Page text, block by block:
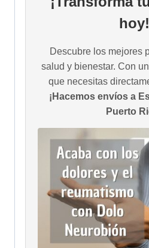
hoy!
Descubre los mejores
salud y bienestar. Con
que necesitas
¡Hacemos envíos a
Puerto